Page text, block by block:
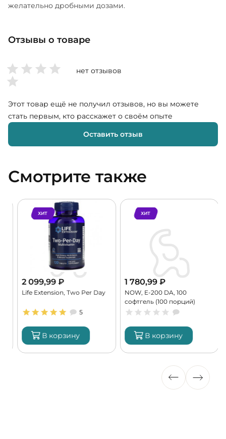
желательно дробными дозами.
Отзывы о товаре
нет отзывов
Этот товар ещё не получил отзывов, но вы можете
стать первым, кто расскажет о своём опыте
Оставить отзыв
Смотрите также
ХИТ
2 099,99₽
Life Extension, Two Per Day
5
В корзину
ХИТ
1 780,99₽
NOW, E-200 DA, 100
софтгель (100 порций)
В корзину